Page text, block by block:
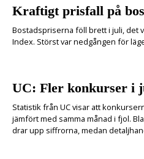
Kraftigt prisfall på
Bostadspriserna föll brett i juli, det
Index. Störst var nedgången för
UC: Fler konkurser i
Statistik från UC visar att
jämfört med samma månad i fjol.
drar upp siffrorna, medan